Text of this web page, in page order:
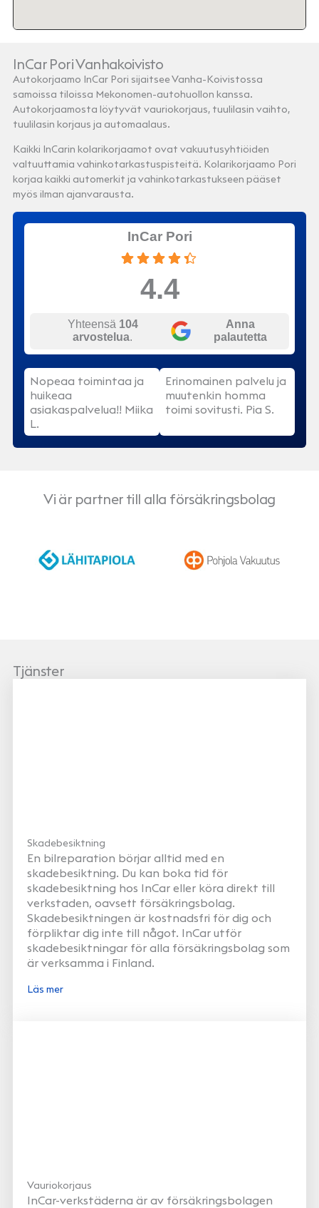
InCar Pori Vanhakoivisto
Autokorjaamo InCar Pori sijaitsee Vanha-Koivistossa
samoissa tiloissa Mekonomen-autohuollon kanssa.
Autokorjaamosta löytyvät vauriokorjaus, tuulilasin vaihto,
tuulilasin korjaus ja automaalaus.
Kaikki InCarin kolarikorjaamot ovat vakuutusyhtiöiden
valtuuttamia vahinkotarkastuspisteitä. Kolarikorjaamo Pori
korjaa kaikki automerkit ja vahinkotarkastukseen pääset
myös ilman ajanvarausta.
InCar Pori
4.4
Yhteensä 104
arvostelua.
Anna
palautetta
Nopeaa toimintaa ja
huikeaa
asiakaspalvelua!! Miika
L.
Erinomainen palvelu ja
muutenkin homma
toimi sovitusti. Pia S.
Vi är partner till alla försäkringsbolag
LähiTapiola Pohjola
Tjänster
Skadebesiktning
En bilreparation börjar alltid med en
skadebesiktning. Du kan boka tid för
skadebesiktning hos InCar eller köra direkt till
verkstaden, oavsett försäkringsbolag.
Skadebesiktningen är kostnadsfri för dig och
förpliktar dig inte till något. InCar utför
skadebesiktningar för alla försäkringsbolag som
är verksamma i Finland.
Läs mer
Vauriokorjaus
InCar-verkstäderna är av försäkringsbolagen